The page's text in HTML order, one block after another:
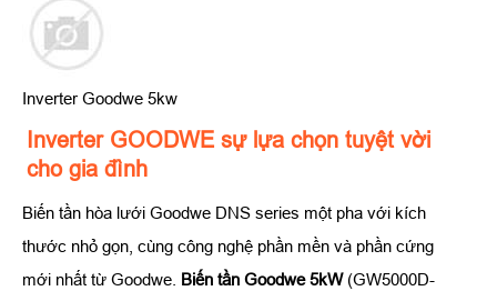
Inverter Goodwe 5kw
Inverter GOODWE sự lựa chọn tuyệt vời
cho gia đình
Biến tần hòa lưới Goodwe DNS series một pha với kích
thước nhỏ gọn, cùng công nghệ phần mền và phần cứng
mới nhất từ Goodwe. Biến tần Goodwe 5kW(GW5000D-